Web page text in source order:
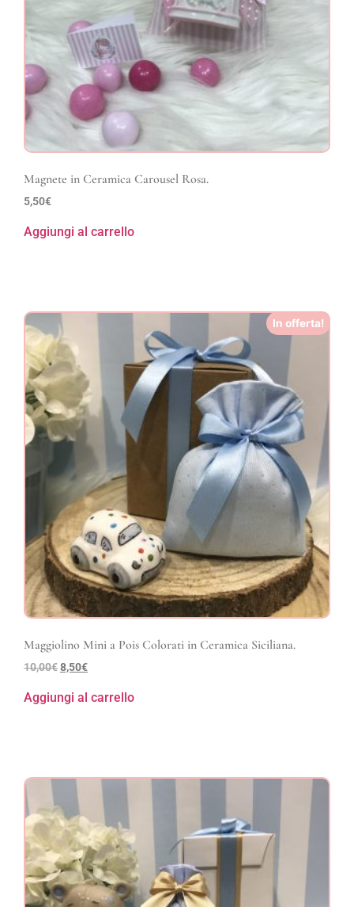
Magnete in Ceramica Carousel Rosa.
5,50€
Aggiungi al carrello
In offerta!
Maggiolino Mini a Pois Colorati in Ceramica Siciliana.
10,00€8,50€
Aggiungi al carrello